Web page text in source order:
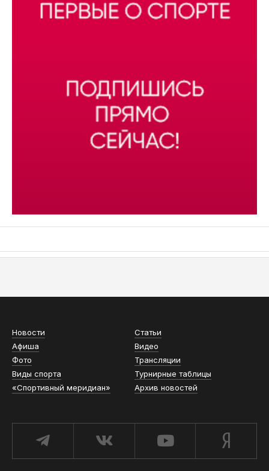
Новости
Статьи
Афиша
Видео
Фото
Трансляции
Виды спорта
Турнирные таблицы
«Спортивный меридиан»
Архив новостей